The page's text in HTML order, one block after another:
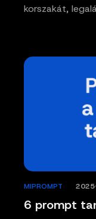
korszakát,
6 prompt
MIPROMPT